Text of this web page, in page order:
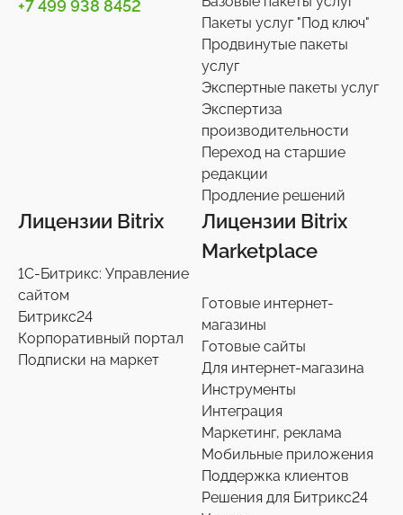
Телефония3
Настройки интеграций с маркетплайсами
Экспертиза производительности
Переход на старшие редакции8
+7 499 938 8452
Пакеты услуг "Под ключ"
Продвинутые пакеты
услуг
Экспертные пакеты услуг
Экспертиза
производительности
Переход на старшие
редакции
Продление решений
Лицензии Bitrix
1С-Битрикс: Управление
сайтом
Битрикс24
Корпоративный портал
Подписки на маркет
Лицензии Bitrix
Marketplace
Готовые интернет-
магазины
Готовые сайты
Для интернет-магазина
Инструменты
Интеграция
Маркетинг, реклама
Мобильные приложения
Поддержка клиентов
Решения для Битрикс24